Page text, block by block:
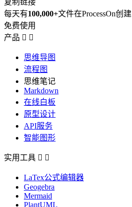
每天有100,000+文件在ProcessOn创建
免费使用
产品  
思维导图
流程图
思维笔记
Markdown
在线白板
原型设计
API服务
智能图形
实用工具  
LaTex公式编辑器
Geogebra
Mermaid
PlantUML